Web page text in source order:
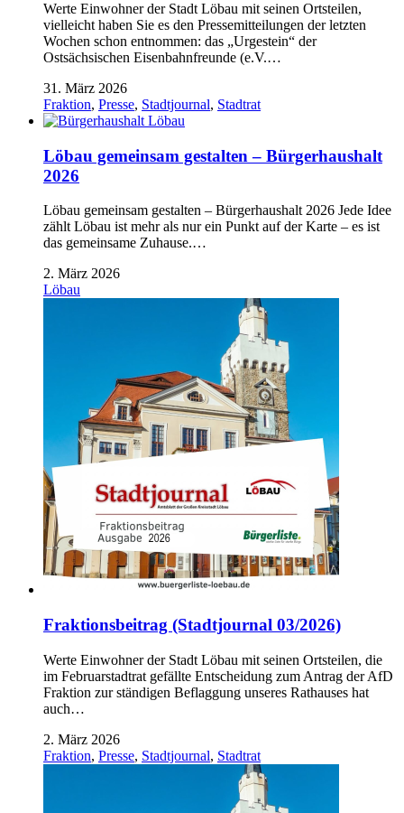
Werte Einwohner der Stadt Löbau mit seinen Ortsteilen,
vielleicht haben Sie es den Pressemitteilungen der letzten
Wochen schon entnommen: das „Urgestein“ der
Ostsächsischen Eisenbahnfreunde (e.V.…
31. März 2026
Fraktion, Presse, Stadtjournal, Stadtrat
Löbau gemeinsam gestalten – Bürgerhaushalt
2026
Löbau gemeinsam gestalten – Bürgerhaushalt 2026 Jede Idee
zählt Löbau ist mehr als nur ein Punkt auf der Karte – es ist
das gemeinsame Zuhause.…
2. März 2026
Löbau
Fraktionsbeitrag (Stadtjournal 03/2026)
Werte Einwohner der Stadt Löbau mit seinen Ortsteilen, die
im Februarstadtrat gefällte Entscheidung zum Antrag der AfD
Fraktion zur ständigen Beflaggung unseres Rathauses hat
auch…
2. März 2026
Fraktion, Presse, Stadtjournal, Stadtrat